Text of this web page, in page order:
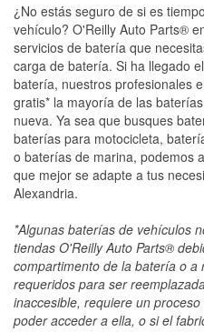
¿No estás seguro de si es
vehículo? O'Reilly Auto Parts®
servicios de batería que
carga de batería. Si ha llegado
batería, nuestros profesionales
gratis* la mayoría de las
nueva. Ya sea que busques
baterías para motocicleta,
o baterías de marina, podemos
que mejor se adapte a tus
Alexandria.
*Algunas baterías de vehículos
tiendas O'Reilly Auto Parts®
compartimento de la batería o a
requeridos para ser
inaccesible, requiere un
poder acceder a ella, o si el